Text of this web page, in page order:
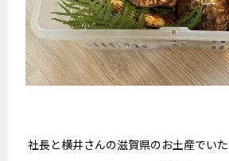
社長と横井さんの滋賀県のお土産でい